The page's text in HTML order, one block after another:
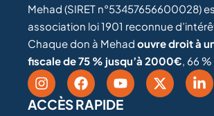
Mehad (SIRET n°53457656600028)
association loi 1901 reconnue
Chaque don à Mehad ouvre droit à
fiscale de 75 % jusqu’à 2000€, 66
ACCÈS RAPIDE